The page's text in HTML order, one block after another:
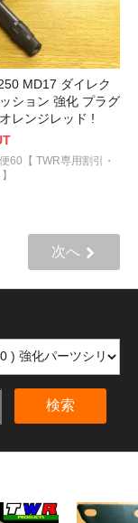
MD17 ダイレク
ション 強化 プラグ
レンジレッド !
60【 TWR専用割引・
次へ
検索